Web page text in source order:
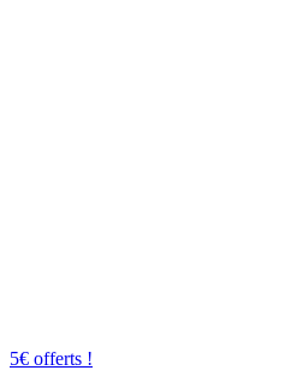
5€ offerts !